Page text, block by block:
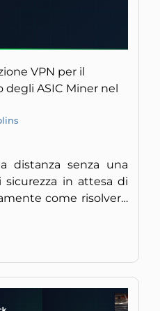
VPN per il
ASIC Miner nel
distanza senza una
in attesa di
come risolvere